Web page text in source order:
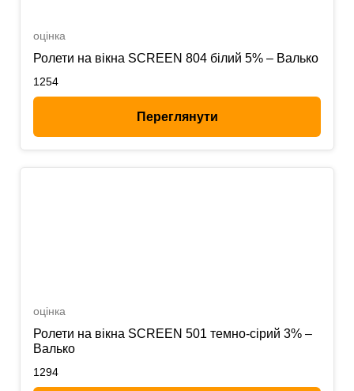
оцінка
Ролети на вікна SCREEN 804 білий 5% – Валько
1254
Переглянути
оцінка
Ролети на вікна SCREEN 501 темно-сірий 3% –
Валько
1294